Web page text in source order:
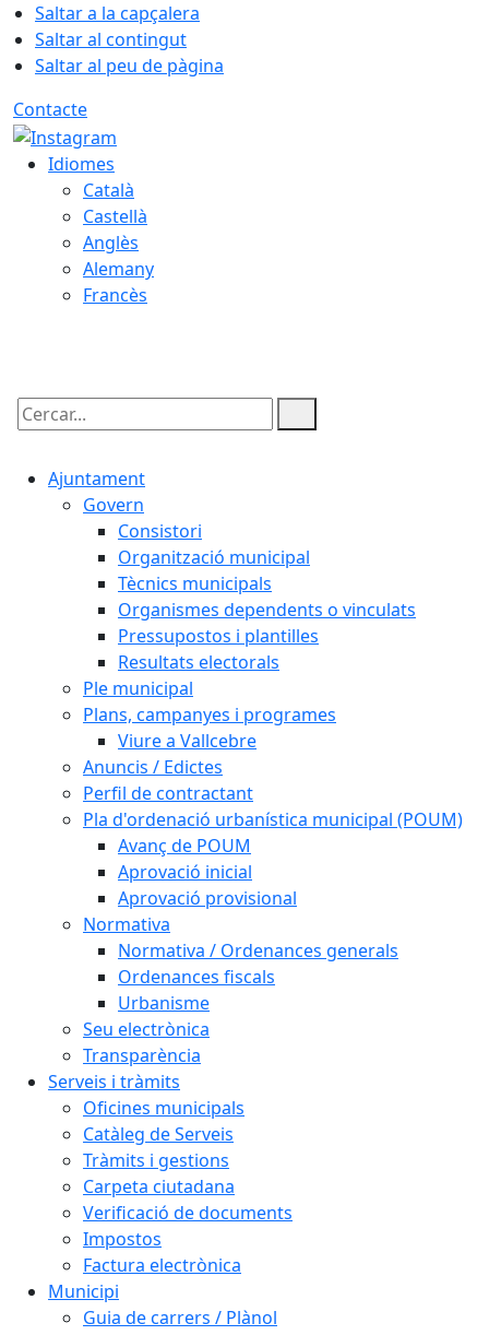
Saltar a la capçalera
Saltar al contingut
Saltar al peu de pàgina
Contacte
Idiomes
Català
Castellà
Anglès
Alemany
Francès
Cercar:
Ajuntament
Govern
Consistori
Organització municipal
Tècnics municipals
Organismes dependents o vinculats
Pressupostos i plantilles
Resultats electorals
Ple municipal
Plans, campanyes i programes
Viure a Vallcebre
Anuncis / Edictes
Perfil de contractant
Pla d'ordenació urbanística municipal (POUM)
Avanç de POUM
Aprovació inicial
Aprovació provisional
Normativa
Normativa / Ordenances generals
Ordenances fiscals
Urbanisme
Seu electrònica
Transparència
Serveis i tràmits
Oficines municipals
Catàleg de Serveis
Tràmits i gestions
Carpeta ciutadana
Verificació de documents
Impostos
Factura electrònica
Municipi
Guia de carrers / Plànol